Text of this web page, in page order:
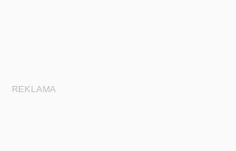
REKLAMA